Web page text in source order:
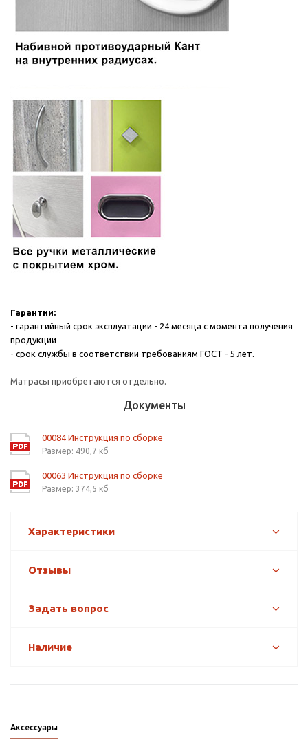
Гарантии:
- гарантийный срок эксплуатации - 24 месяца с момента получения
продукции
- срок службы в соответствии требованиям ГОСТ - 5 лет.
Матрасы приобретаются отдельно.
Документы
00084 Инструкция по сборке
Размер: 490,7 кб
00063 Инструкция по сборке
Размер: 374,5 кб
Характеристики
Отзывы
Задать вопрос
Наличие
Аксессуары